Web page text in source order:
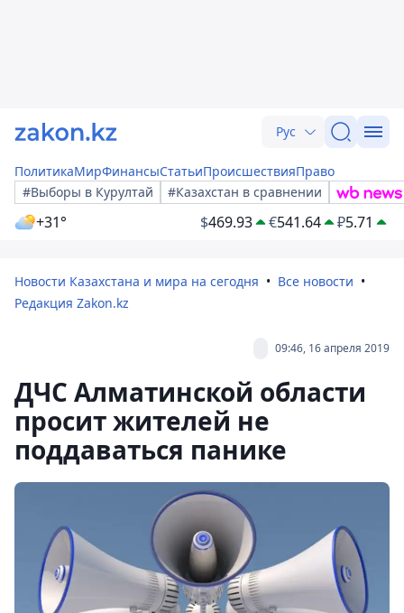
Рус
ПолитикаМирФинансыСтатьиПроисшествияПраво
#Выборы в Курултай
#Казахстан в сравнении
+31° $469.93 €541.64 ₽5.71
Новости Казахстана и мира на сегодня
Все новости
Редакция Zakon.kz
09:46, 16 апреля 2019
ДЧС Алматинской области
просит жителей не
поддаваться панике